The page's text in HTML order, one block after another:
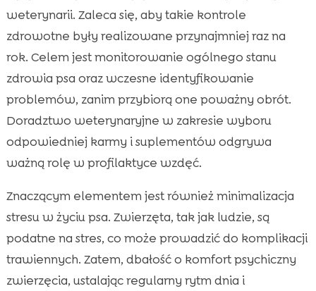
weterynarii. Zaleca się, aby takie kontrole
zdrowotne były realizowane przynajmniej raz na
rok. Celem jest monitorowanie ogólnego stanu
zdrowia psa oraz wczesne identyfikowanie
problemów, zanim przybiorą one poważny obrót.
Doradztwo weterynaryjne w zakresie wyboru
odpowiedniej karmy i suplementów odgrywa
ważną rolę w profilaktyce wzdęć.
Znaczącym elementem jest również minimalizacja
stresu w życiu psa. Zwierzęta, tak jak ludzie, są
podatne na stres, co może prowadzić do komplikacji
trawiennych. Zatem, dbałość o komfort psychiczny
zwierzęcia, ustalając regularny rytm dnia i